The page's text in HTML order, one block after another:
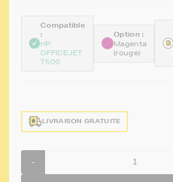
Compatible
:
HP
OFFICEJET
7500
Option :
Magenta
(rouge)
LIVRAISON GRATUITE
-